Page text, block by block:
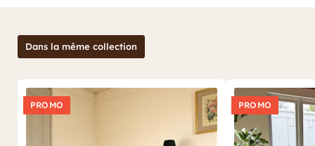
Dans la même collection
PROMO PROMO